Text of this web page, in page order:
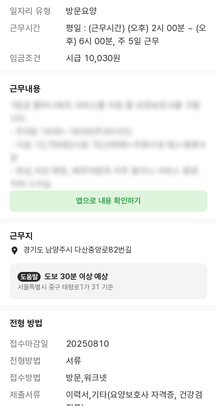
일자리 유형
방문요양
근무시간
평일 : (근무시간) (오후) 2시 00분 ~ (오
후) 6시 00분, 주 5일 근무
임금조건
시급 10,030원
근무내용
앱으로 내용 확인하기
근무지
경기도 남양주시 다산중앙로82번길
도움말 도보 30분 이상 예상
서울특별시 중구 태평로1가 31 기준
전형 방법
접수마감일
20250810
전형방법
서류
접수방법
방문,워크넷
제출서류
이력서,기타(요양보호사 자격증, 건강검